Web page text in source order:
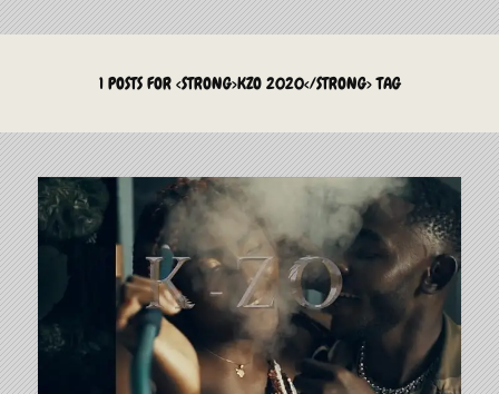
LE TAMTAM DU MBOA
La Culture du Mboa Dévoilée !
1 POSTS FOR <STRONG>KZO 2020</STRONG> TAG